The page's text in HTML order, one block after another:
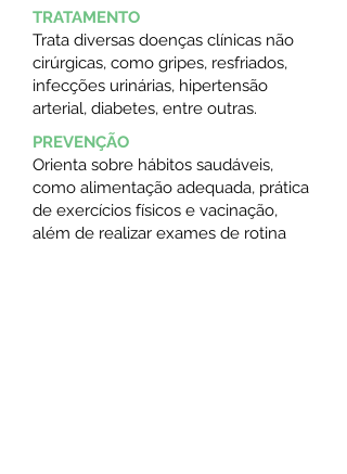
TRATAMENTO
Trata diversas doenças clínicas não
cirúrgicas, como gripes, resfriados,
infecções urinárias, hipertensão
arterial, diabetes, entre outras.
PREVENÇÃO
Orienta sobre hábitos saudáveis,
como alimentação adequada, prática
de exercícios físicos e vacinação,
além de realizar exames de rotina